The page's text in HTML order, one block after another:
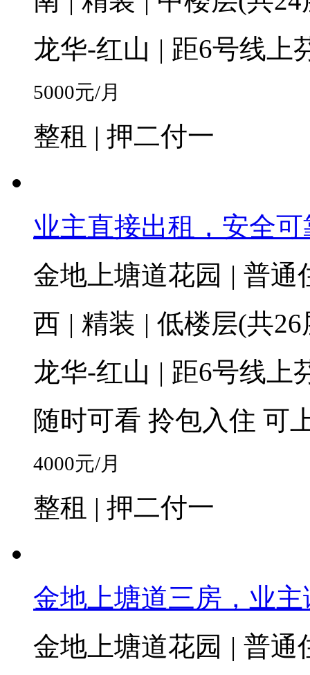
龙华-红山 | 距6号线上
5000元/月
整租 | 押二付一
业主直接出租，安全
金地上塘道花园 | 普通
西 | 精装 | 低楼层(共
龙华-红山 | 距6号线上
随时可看 拎包入住 可
4000元/月
整租 | 押二付一
金地上塘道三房，业
金地上塘道花园 | 普通